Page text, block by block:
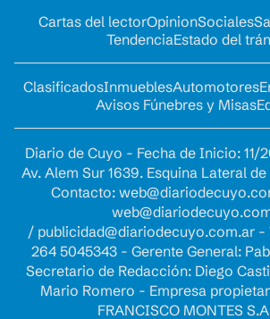
Cartas del lectorOpinionSociales
TendenciaEstado del
ClasificadosInmueblesAutomotores
Avisos Fúnebres y Misas
Diario de Cuyo - Fecha de Inicio: 11/
Av. Alem Sur 1639. Esquina Lateral
Contacto:
/ publicidad@diariodecuyo.com.ar-
264 5045343 - Gerente General:
Secretario de Redacción: Diego
Mario Romero - Empresa
FRANCISCO MONTES